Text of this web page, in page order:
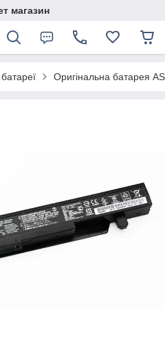
магазин
Оригінальна батарея